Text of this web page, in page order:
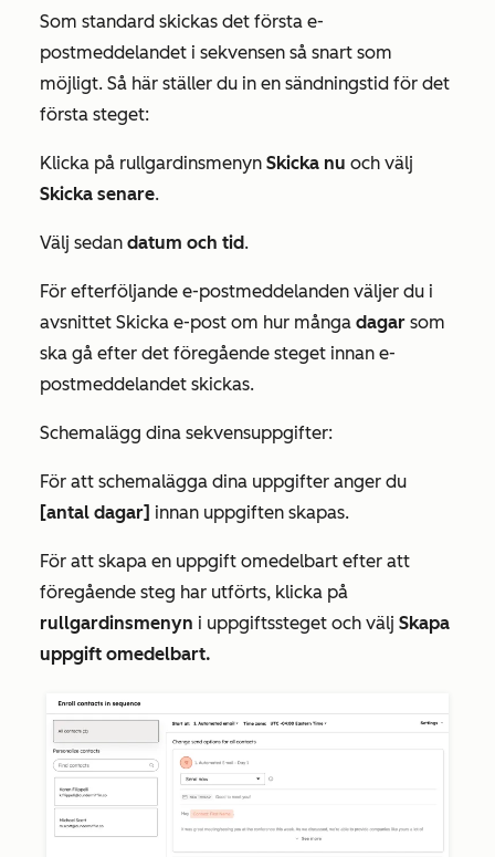
Som standard skickas det första e-
postmeddelandet i sekvensen så snart som
möjligt. Så här ställer du in en sändningstid för det
första steget:
Klicka på rullgardinsmenyn Skicka nu och välj
Skicka senare.
Välj sedan datum och tid.
För efterföljande e-postmeddelanden väljer du i
avsnittet Skicka e-post om hur många dagar som
ska gå efter det föregående steget innan e-
postmeddelandet skickas.
Schemalägg dina sekvensuppgifter:
För att schemalägga dina uppgifter anger du
[antal dagar] innan uppgiften skapas.
För att skapa en uppgift omedelbart efter att
föregående steg har utförts, klicka på
rullgardinsmenyn i uppgiftssteget och välj Skapa
uppgift omedelbart.